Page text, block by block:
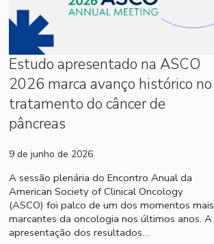
Estudo apresentado na ASCO
2026 marca avanço histórico no
tratamento do câncer de
pâncreas
9 de junho de 2026
A sessão plenária do Encontro Anual da
American Society of Clinical Oncology
(ASCO) foi palco de um dos momentos mais
marcantes da oncologia nos últimos anos. A
apresentação dos resultados…